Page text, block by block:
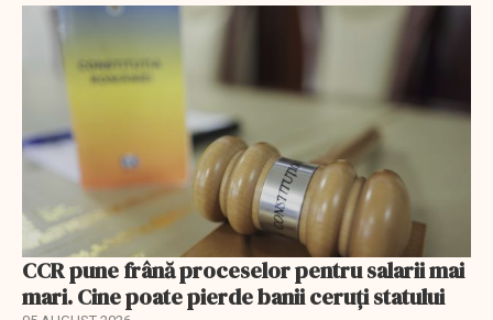
CCR pune frână proceselor pentru salarii mai
mari. Cine poate pierde banii ceruți statului